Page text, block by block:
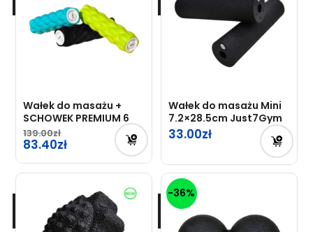
Wałek do masażu +
SCHOWEK PREMIUM 6
139.00
83.40
Wałek do masażu Mini
7.2×28.5cm Just7Gym
33.00
-36%